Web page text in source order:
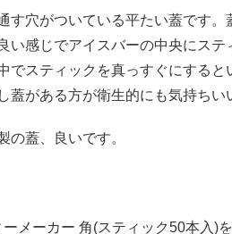
す穴がついている平たい蓋です。
い感じでアイスバーの中央にステ
でスティックを真っすぐにすると
蓋がある方が衛生的にも気持ちい
の蓋、良いです。
メーカー 角(スティック50本入)